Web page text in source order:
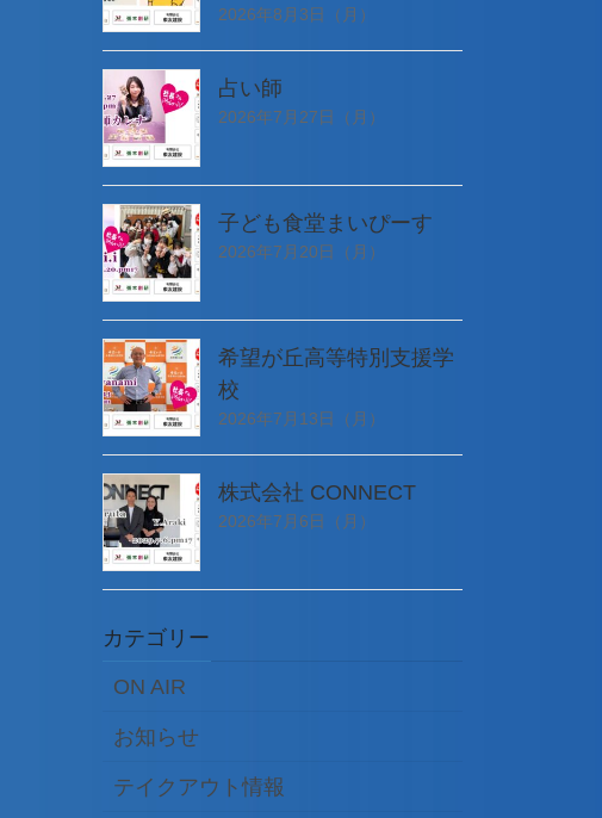
2026年8月3日（月）
占い師
2026年7月27日（月）
子ども食堂まいぴーす
2026年7月20日（月）
希望が丘高等特別支援学
校
2026年7月13日（月）
株式会社 CONNECT
2026年7月6日（月）
カテゴリー
ON AIR
お知らせ
テイクアウト情報